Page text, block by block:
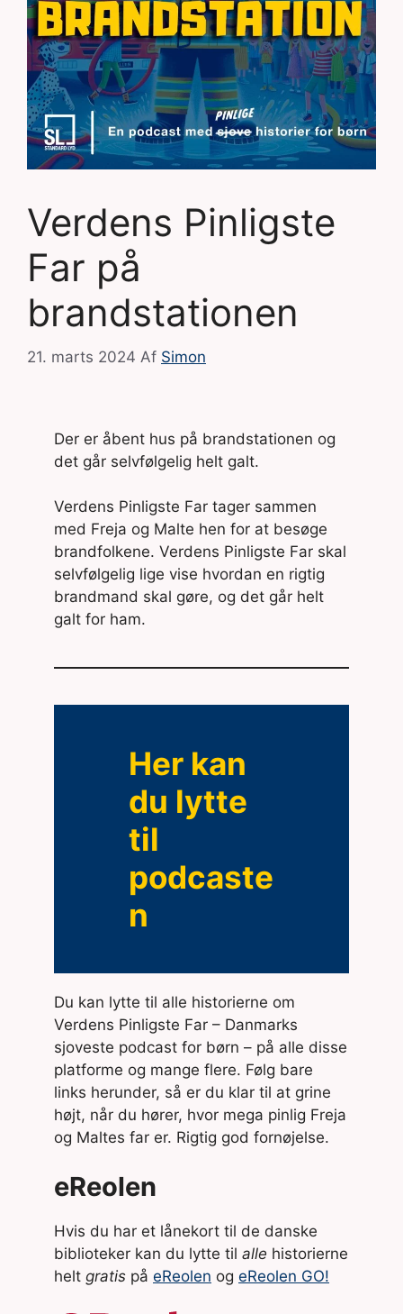
Verdens Pinligste
Far på
brandstationen
21. marts 2024 Af Simon
Der er åbent hus på brandstationen og
det går selvfølgelig helt galt.
Verdens Pinligste Far tager sammen
med Freja og Malte hen for at besøge
brandfolkene. Verdens Pinligste Far skal
selvfølgelig lige vise hvordan en rigtig
brandmand skal gøre, og det går helt
galt for ham.
Her kan
du lytte
til
podcaste
n
Du kan lytte til alle historierne om
Verdens Pinligste Far – Danmarks
sjoveste podcast for børn – på alle disse
platforme og mange flere. Følg bare
links herunder, så er du klar til at grine
højt, når du hører, hvor mega pinlig Freja
og Maltes far er. Rigtig god fornøjelse.
eReolen
Hvis du har et lånekort til de danske
biblioteker kan du lytte til alle historierne
helt gratis på eReolen og eReolen GO!